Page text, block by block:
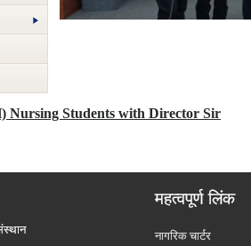
Nursing Students with Director Sir
महत्वपूर्ण लिंक
नागरिक चार्टर